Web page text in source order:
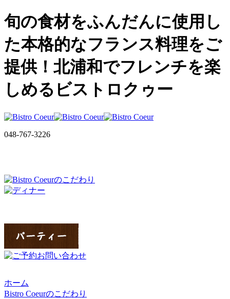
旬の食材をふんだんに使用し
た本格的なフランス料理をご
提供！北浦和でフレンチを楽
しめるビストロクゥー
048-767-3226
ホーム
Bistro Coeurのこだわり